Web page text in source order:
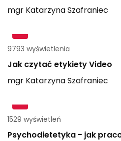
mgr KatarzynaSzafraniec
9793 wyświetlenia
Jak czytać etykiety Video
mgr KatarzynaSzafraniec
1529 wyświetleń
Psychodietetyka - jak